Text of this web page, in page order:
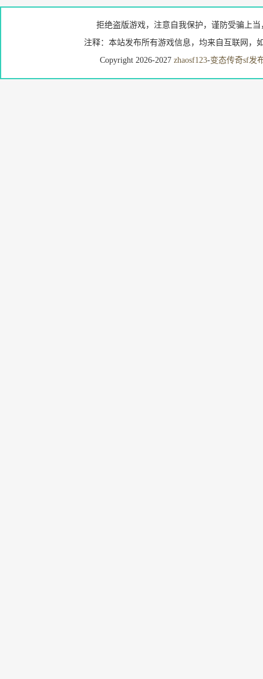
拒绝盗版游戏，注意自我保护，谨防受骗上
注释：本站发布所有游戏信息，均来自互联网，
Copyright 2026-2027 zhaosf123-变态传奇sf发